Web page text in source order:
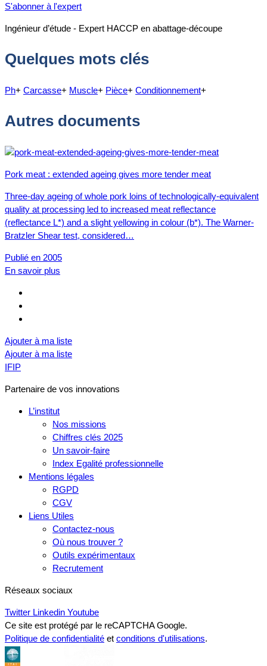
S'abonner à l'expert
Ingénieur d’étude - Expert HACCP en abattage-découpe
Quelques mots clés
Ph+ Carcasse+ Muscle+ Pièce+ Conditionnement+
Autres documents
Pork meat : extended ageing gives more tender meat
Three-day ageing of whole pork loins of technologically-equivalent
quality at processing led to increased meat reflectance
(reflectance L*) and a slight yellowing in colour (b*). The Warner-
Bratzler Shear test, considered…
Publié en 2005
En savoir plus
Ajouter à ma liste
Ajouter à ma liste
IFIP
Partenaire de vos innovations
L’institut
Nos missions
Chiffres clés 2025
Un savoir-faire
Index Egalité professionnelle
Mentions légales
RGPD
CGV
Liens Utiles
Contactez-nous
Où nous trouver ?
Outils expérimentaux
Recrutement
Réseaux sociaux
Twitter Linkedin Youtube
Ce site est protégé par le reCAPTCHA Google.
Politique de confidentialité et conditions d'utilisations.